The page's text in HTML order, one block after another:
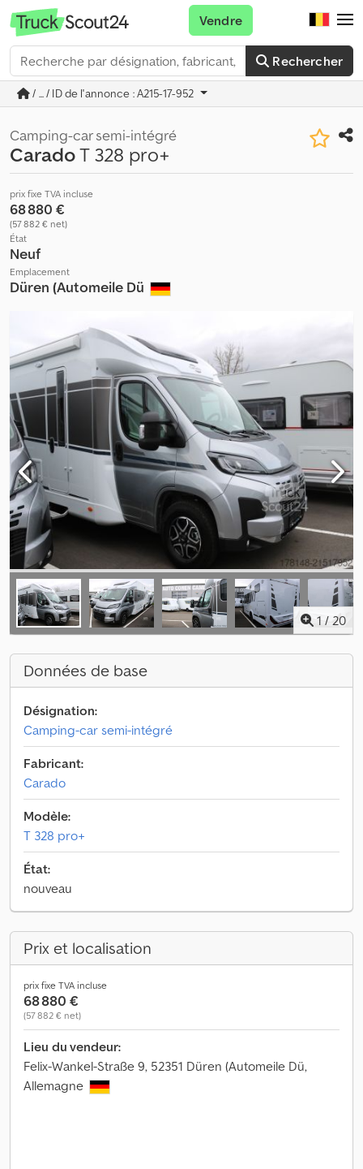
Rechercher
Vendre
/ ... / ID de l'annonce : A215-17-952
Camping-car semi-intégré
CaradoT 328 pro+
prix fixe TVA incluse
68 880 €
(57 882 € net)
État
Neuf
Emplacement
Düren (Automeile Dü
1 / 20
Données de base
Désignation:
Camping-car semi-intégré
Fabricant:
Carado
Modèle:
T 328 pro+
État:
nouveau
Prix et localisation
prix fixe TVA incluse
68 880 €
(57 882 € net)
Lieu du vendeur:
Felix-Wankel-Straße 9, 52351 Düren (Automeile Dü,
Allemagne